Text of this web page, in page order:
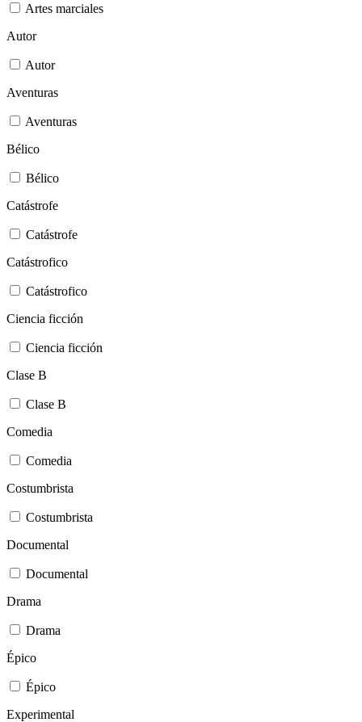
Artes marciales
Autor
Autor
Aventuras
Aventuras
Bélico
Bélico
Catástrofe
Catástrofe
Catástrofico
Catástrofico
Ciencia ficción
Ciencia ficción
Clase B
Clase B
Comedia
Comedia
Costumbrista
Costumbrista
Documental
Documental
Drama
Drama
Épico
Épico
Experimental